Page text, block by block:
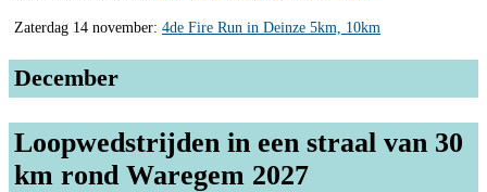
Zaterdag 14 november: 4de Fire Run in Deinze 5km, 10km
December
Loopwedstrijden in een straal van 30
km rond Waregem 2027